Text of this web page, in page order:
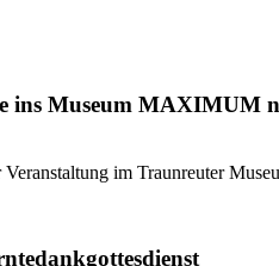
ins Museum MAXIMUM
im Traunreuter